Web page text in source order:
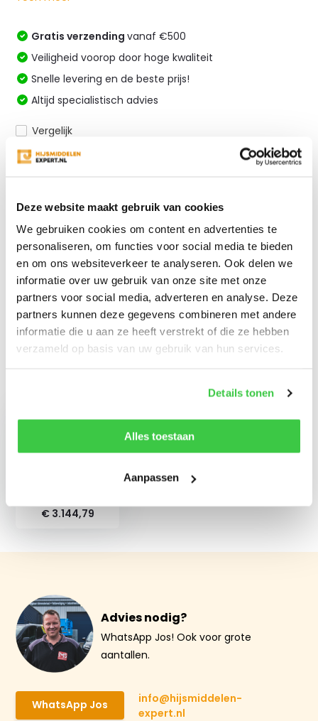
Deze website maakt gebruik van cookies
We gebruiken cookies om content en advertenties te
personaliseren, om functies voor social media te bieden
en om ons websiteverkeer te analyseren. Ook delen we
informatie over uw gebruik van onze site met onze
partners voor social media, adverteren en analyse. Deze
partners kunnen deze gegevens combineren met andere
informatie die u aan ze heeft verstrekt of die ze hebben
verzameld op basis van uw gebruik van hun services.
Details tonen
Alles toestaan
Aanpassen
Gratis verzendingvanaf €500
Veiligheid voorop door hoge kwaliteit
Snelle levering en de beste prijs!
Altijd specialistisch advies
Vergelijk
Specificaties
Reviews
Delen
€ 3.144,79
Advies nodig?
WhatsApp Jos! Ook voor grote
aantallen.
WhatsApp Jos
info@hijsmiddelen-
expert.nl